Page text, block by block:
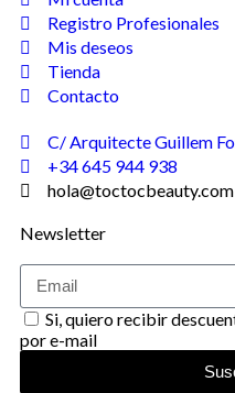
Registro Profesionales
Mis deseos
Tienda
Contacto
C/ Arquitecte Guillem
+34 645 944 938
hola@toctocbeauty.com
Newsletter
Si, quiero recibir
por e-mail